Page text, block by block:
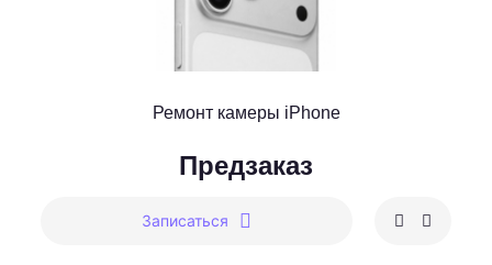
Ремонт камеры iPhone
Предзаказ
Записаться